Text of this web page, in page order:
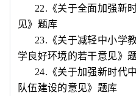
22. 《关于全面加强新
见》题库
23. 《关于减轻中小学
学良好环境的若干意见》
24. 《关于加强新时代
队伍建设的意见》题库